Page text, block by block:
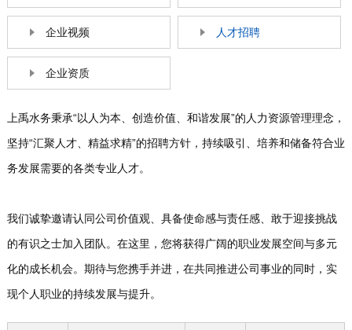
企业视频 人才招聘
企业资质
上禹水务秉承“以人为本、创造价值、和谐发展”的人力资源管理理念，
坚持“汇聚人才、精益求精”的招聘方针，持续吸引、培养和储备符合业
务发展需要的各类专业人才。
我们诚挚邀请认同公司价值观、具备使命感与责任感、敢于迎接挑战
的有识之士加入团队。在这里，您将获得广阔的职业发展空间与多元
化的成长机会。期待与您携手并进，在共同推进公司事业的同时，实
现个人职业的持续发展与提升。